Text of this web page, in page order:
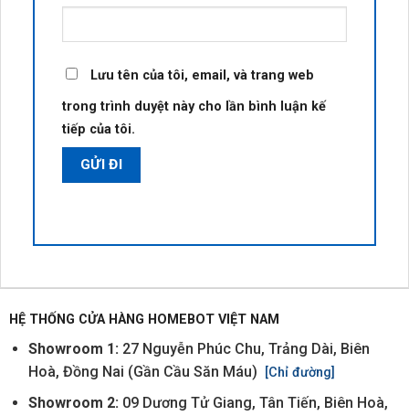
Lưu tên của tôi, email, và trang web
trong trình duyệt này cho lần bình luận kế
tiếp của tôi.
HỆ THỐNG CỬA HÀNG HOMEBOT VIỆT NAM
Showroom 1: 27 Nguyễn Phúc Chu, Trảng Dài, Biên
Hoà, Đồng Nai (Gần Cầu Săn Máu)
[Chỉ đường]
Showroom 2: 09 Dương Tử Giang, Tân Tiến, Biên Hoà,